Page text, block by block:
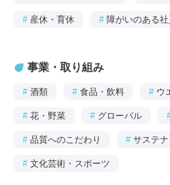
# 産休・育休 # 障がいのある社
事業・取り組み
# 酒類 # 食品・飲料 # ウ
# 花・野菜 # グローバル
# 品質へのこだわり # サステ
# 文化芸術・スポーツ